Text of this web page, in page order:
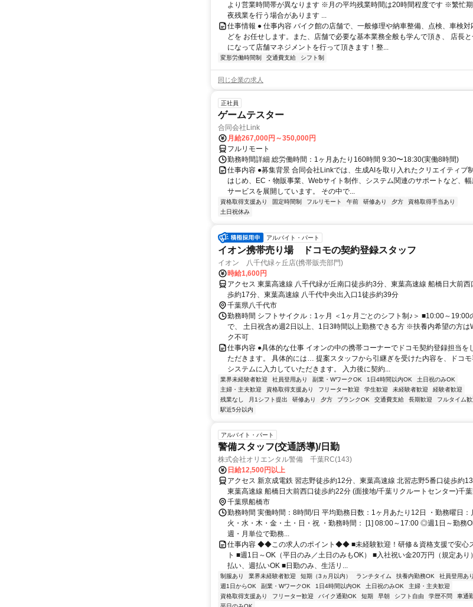
より営業時間帯が異なります ※月の平均残業時間は20時間程度です ※繁忙
夜残業を行う場合があります ...
仕事情報 ● 仕事内容 バイク館の店舗で、一般修理や納車整備、点検、車検対
どを お任せします。また、店舗で必要な基本業務全般も学んで頂き、 店長
になって店舗マネジメントを行って頂きます！整...
変形労働時間制 交通費支給 シフト制
同じ企業の求人
正社員
ゲームテスター
合同会社Link
月給267,000円～350,000円
フルリモート
勤務時間詳細 総労働時間：1ヶ月あたり160時間 9:30〜18:30(実働8時間)
仕事内容 ●募集背景 合同会社Linkでは、生成AIを取り入れたクリエイティブ
はじめ、EC・物販事業、Webサイト制作、システム関連のサポートなど、
サービスを展開しています。 その中で...
資格取得支援あり 固定時間制 フルリモート 午前 研修あり 夕方
資格取得手当あり
土日祝休み
アルバイト・パート
イオン携帯売り場 ドコモの契約登録スタッフ
イオン 八千代緑ヶ丘店(携帯販売部門)
時給1,600円
アクセス 東葉高速線 八千代緑が丘南口徒歩約3分、東葉高速線 船橋日大前西
歩約17分、東葉高速線 八千代中央出入口1徒歩約39分
千葉県八千代市
勤務時間 シフトサイクル：1ヶ月 ＜1ヶ月ごとのシフト制♪＞ ■10:00～19:00
で、 土日祝含め週2日以上、1日3時間以上勤務できる方 ※扶養内希望の方は
ク不可
仕事内容 ●具体的な仕事 イオンの中の携帯コーナーでドコモ契約登録担当を
ただきます。 具体的には… 提案スタッフから引継ぎを受けた内容を、ドコモ
システムに入力していただきます。 入力後に契約...
業界未経験者歓迎 社員登用あり 副業・WワークOK 1日4時間以内OK
土日祝のみOK
主婦・主夫歓迎
資格取得支援あり フリーター歓迎 学生歓迎 未経験者歓迎
経験者歓迎
残業なし
月1シフト提出 研修あり 夕方 ブランクOK 交通費支給 長期歓迎
フルタイム歓
駅近5分以内
アルバイト・パート
警備スタッフ(交通誘導)/日勤
株式会社オリエンタル警備 千葉RC(143)
日給12,500円以上
アクセス 新京成電鉄 習志野徒歩約12分、東葉高速線 北習志野5番口徒歩約13
東葉高速線 船橋日大前西口徒歩約22分 (面接地/千葉リクルートセンター)千
葉市中央区新町１７－１６ 新町芳野ビル５Ｆ
千葉県船橋市
勤務時間 実働時間：8時間/日 平均勤務日数：1ヶ月あたり12日 ・勤務曜日：
火・水・木・金・土・日・祝 ・勤務時間： [1] 08:00～17:00 ◎週1日～勤務
週・月単位で勤務...
仕事内容 ◆◆この求人のポイント◆◆ ■未経験歓迎！研修＆資格支援で安心
ト ■週1日～OK（平日のみ／土日のみもOK） ■入社祝い金20万円（規定あり
払い、週払いOK ■日勤のみ、生活リ...
制服あり 業界未経験者歓迎 短期（3ヵ月以内） ランチタイム 扶養内勤務OK
社員登用あり
週1日からOK
副業・WワークOK 1日4時間以内OK 土日祝のみOK
主婦・主夫歓迎
資格取得支援あり
フリーター歓迎 バイク通勤OK 短期 早朝 シフト自由 学歴不問
車通